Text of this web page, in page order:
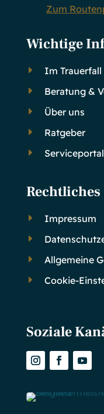
Zum
Wichtige
E
Im Trauerfall
E
Beratung &
E
Über uns
E
Ratgeber
E
Serviceportal
Rechtliches
E
Impressum
E
E
Allgemeine
E
Cookie-
Soziale